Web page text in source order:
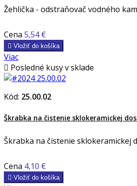
Žehlička - odstraňovač vodného
Cena 5,54 €
 Vložiť do košíka
Viac
 Posledné kusy v sklade
Kód: 25.00.02
Škrabka na čistenie sklokeramickej
Škrabka na čistenie sklokeramickej
Cena 4,10 €
 Vložiť do košíka